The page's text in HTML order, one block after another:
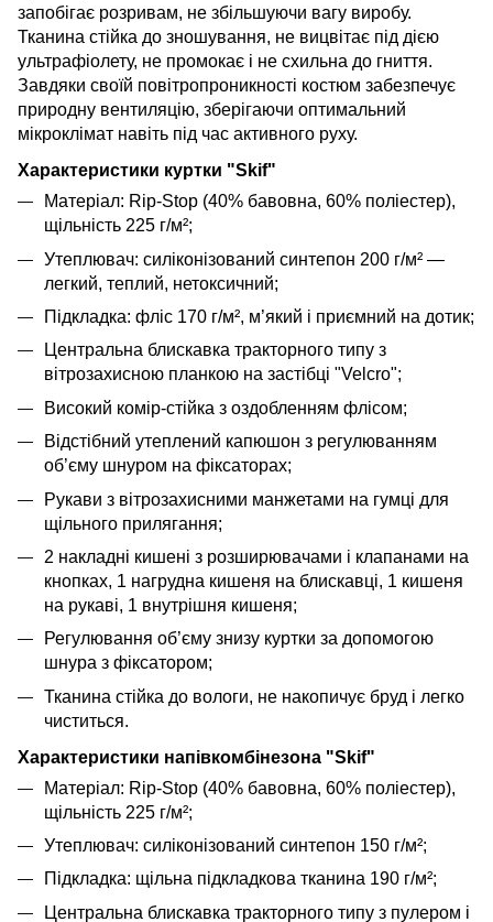
запобігає розривам, не збільшуючи вагу виробу.
Тканина стійка до зношування, не вицвітає під дією
ультрафіолету, не промокає і не схильна до гниття.
Завдяки своїй повітропроникності костюм забезпечує
природну вентиляцію, зберігаючи оптимальний
мікроклімат навіть під час активного руху.
Характеристики куртки "Skif"
Матеріал: Rip-Stop (40% бавовна, 60% поліестер),
щільність 225 г/м²;
Утеплювач: силіконізований синтепон 200 г/м² —
легкий, теплий, нетоксичний;
Підкладка: фліс 170 г/м², м’який і приємний на дотик;
Центральна блискавка тракторного типу з
вітрозахисною планкою на застібці "Velcro";
Високий комір-стійка з оздобленням флісом;
Відстібний утеплений капюшон з регулюванням
об’єму шнуром на фіксаторах;
Рукави з вітрозахисними манжетами на гумці для
щільного прилягання;
2 накладні кишені з розширювачами і клапанами на
кнопках, 1 нагрудна кишеня на блискавці, 1 кишеня
на рукаві, 1 внутрішня кишеня;
Регулювання об’єму знизу куртки за допомогою
шнура з фіксатором;
Тканина стійка до вологи, не накопичує бруд і легко
чиститься.
Характеристики напівкомбінезона "Skif"
Матеріал: Rip-Stop (40% бавовна, 60% поліестер),
щільність 225 г/м²;
Утеплювач: силіконізований синтепон 150 г/м²;
Підкладка: щільна підкладкова тканина 190 г/м²;
Центральна блискавка тракторного типу з пулером і